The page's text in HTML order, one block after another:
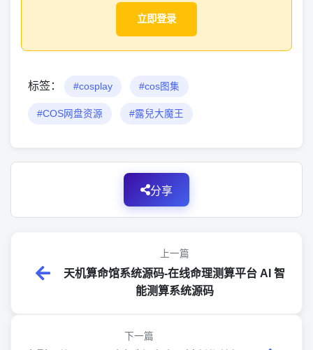
立即登录
标签： #cosplay #cos图集
#COS网盘资源 #露兒大魔王
分享
上一篇
天机算命馆系统源码-在线命理测算平台 AI 智
能测算系统源码
下一篇